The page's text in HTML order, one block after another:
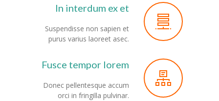
In interdum ex et
Suspendisse non sapien et
purus varius laoreet asec.
Fusce tempor lorem
Donec pellentesque accum
orci in fringilla pulvinar.